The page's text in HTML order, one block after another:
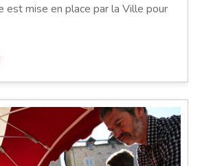
est mise en place par la Ville pour